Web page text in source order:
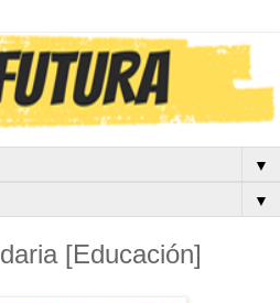
▼
▼
[Educación]